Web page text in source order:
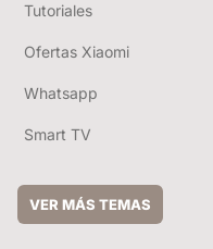
Tutoriales
Ofertas Xiaomi
Whatsapp
Smart TV
VER MÁS TEMAS